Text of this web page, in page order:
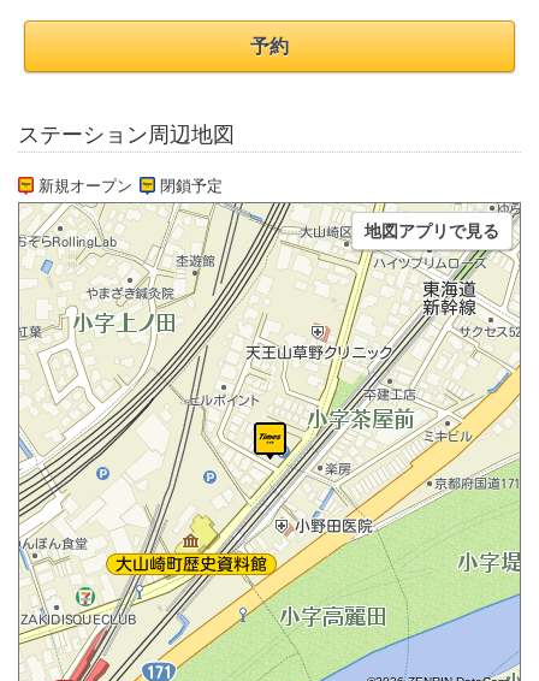
予約
ステーション周辺地図
新規オープン 閉鎖予定
地図アプリで見る